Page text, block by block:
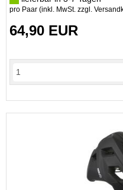
pro Paar (inkl. MwSt. zzgl.
64,90 EUR